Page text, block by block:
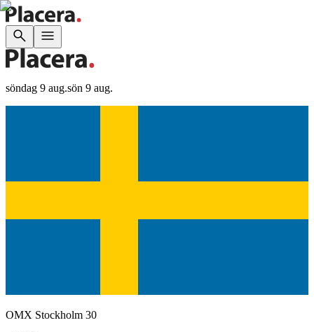
söndag 9 aug.sön 9 aug.
OMX Stockholm 30